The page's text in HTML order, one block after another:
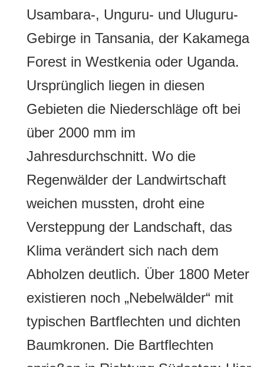
Usambara-, Unguru- und Uluguru-
Gebirge in Tansania, der Kakamega
Forest in Westkenia oder Uganda.
Ursprünglich liegen in diesen
Gebieten die Niederschläge oft bei
über 2000 mm im
Jahresdurchschnitt. Wo die
Regenwälder der Landwirtschaft
weichen mussten, droht eine
Versteppung der Landschaft, das
Klima verändert sich nach dem
Abholzen deutlich. Über 1800 Meter
existieren noch „Nebelwälder“ mit
typischen Bartflechten und dichten
Baumkronen. Die Bartflechten